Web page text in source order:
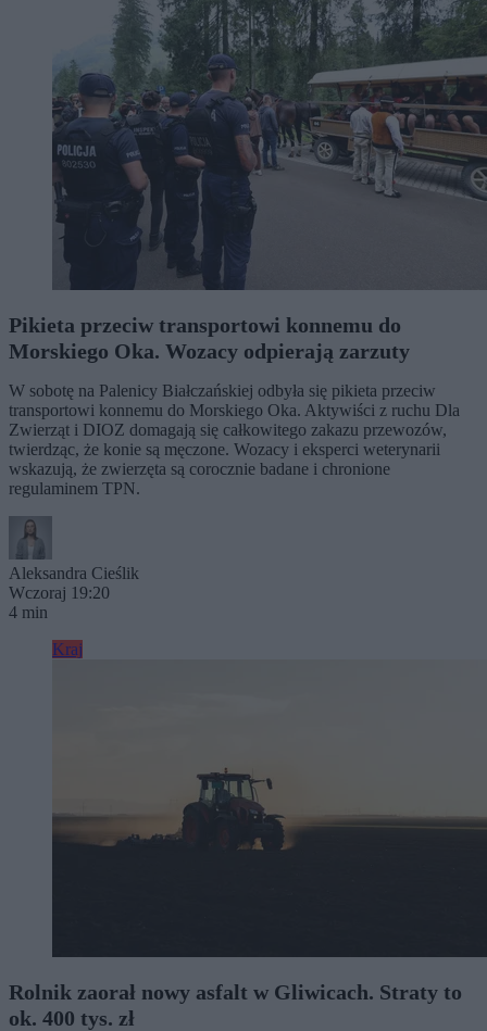
Pikieta przeciw transportowi konnemu do
Morskiego Oka. Wozacy odpierają zarzuty
W sobotę na Palenicy Białczańskiej odbyła się pikieta przeciw
transportowi konnemu do Morskiego Oka. Aktywiści z ruchu Dla
Zwierząt i DIOZ domagają się całkowitego zakazu przewozów,
twierdząc, że konie są męczone. Wozacy i eksperci weterynarii
wskazują, że zwierzęta są corocznie badane i chronione
regulaminem TPN.
Aleksandra Cieślik
Wczoraj 19:20
4 min
Kraj
Rolnik zaorał nowy asfalt w Gliwicach. Straty to
ok. 400 tys. zł